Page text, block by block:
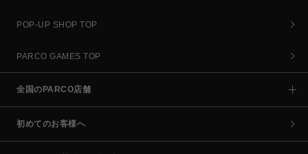
POP-UP SHOP TOP
PARCO GAMES TOP
全国のPARCO店舗
初めてのお客様へ